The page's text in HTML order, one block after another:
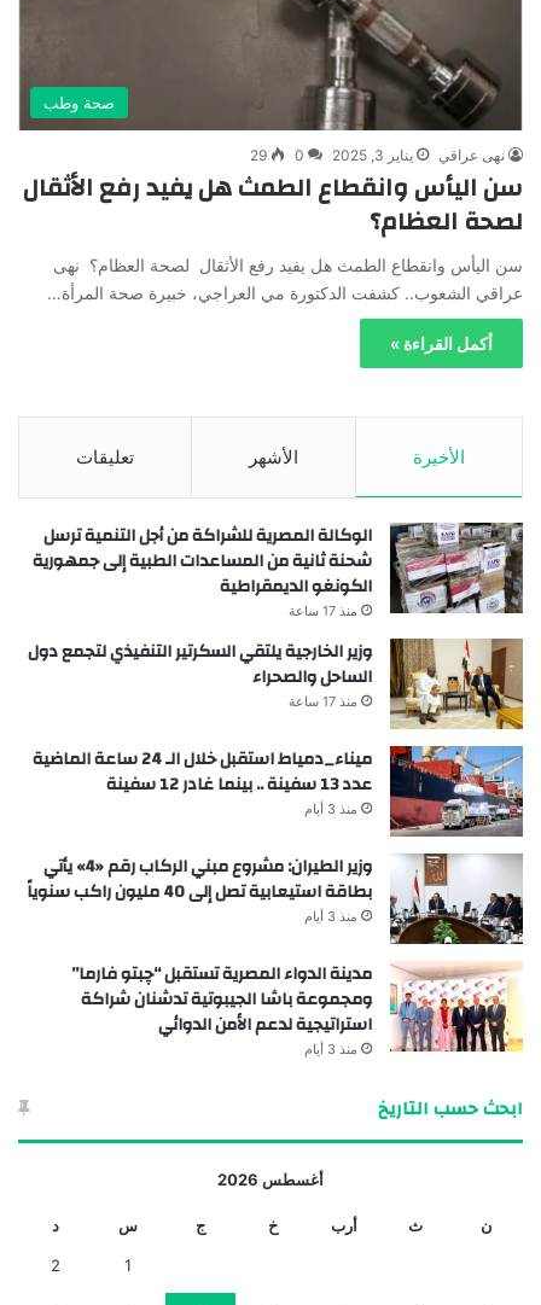
صحة وطب
نهى عراقي يناير 3, 2025 0
29
سن اليأس وانقطاع الطمث هل يفيد رفع الأثقال
لصحة العظام؟
سن اليأس وانقطاع الطمث هل يفيد رفع الأثقال لصحة العظام؟ نهى
عراقي الشعوب.. كشفت الدكتورة مي العراجي، خبيرة صحة المرأة…
أكمل القراءة »
الأخيرة الأشهر تعليقات
الوكالة المصرية للشراكة من أجل التنمية ترسل
شحنة ثانية من المساعدات الطبية إلى جمهورية
الكونغو الديمقراطية
منذ 17 ساعة
وزير الخارجية يلتقي السكرتير التنفيذي لتجمع دول
الساحل والصحراء
منذ 17 ساعة
ميناء_دمياط استقبل خلال الـ 24 ساعة الماضية
عدد 13 سفينة .. بينما غادر 12 سفينة
منذ 3 أيام
وزير الطيران: مشروع مبني الركاب رقم «4» يأتي
بطاقة استيعابية تصل إلى 40 مليون راكب سنوياً
منذ 3 أيام
مدينة الدواء المصرية تستقبل “چبتو فارما”
ومجموعة باشا الجيبوتية تدشنان شراكة
استراتيجية لدعم الأمن الدوائي
منذ 3 أيام
ابحث حسب التاريخ
أغسطس 2026
ن ث أرب خ ج س د
1
2